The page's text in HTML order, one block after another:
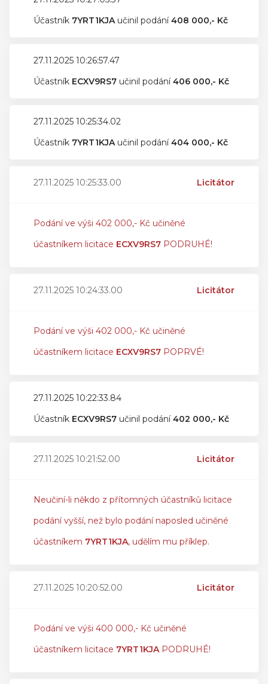
Účastník 7YRT1KJAučinil podání408 000,- Kč
27.11.2025 10:26:57.47
Účastník ECXV9RS7 učinil podání406 000,- Kč
27.11.2025 10:25:34.02
Účastník 7YRT1KJAučinil podání404 000,- Kč
27.11.2025 10:25:33.00 Licitátor
Podání ve výši 402 000,- Kč učiněné
účastníkem licitace ECXV9RS7 PODRUHÉ!
27.11.2025 10:24:33.00 Licitátor
Podání ve výši 402 000,- Kč učiněné
účastníkem licitace ECXV9RS7 POPRVÉ!
27.11.2025 10:22:33.84
Účastník ECXV9RS7 učinil podání402 000,- Kč
27.11.2025 10:21:52.00 Licitátor
Neučiní-li někdo z přítomných účastníků licitace
podání vyšší, než bylo podání naposled učiněné
účastníkem 7YRT1KJA, udělím mu příklep.
27.11.2025 10:20:52.00 Licitátor
Podání ve výši 400 000,- Kč učiněné
účastníkem licitace 7YRT1KJAPODRUHÉ!